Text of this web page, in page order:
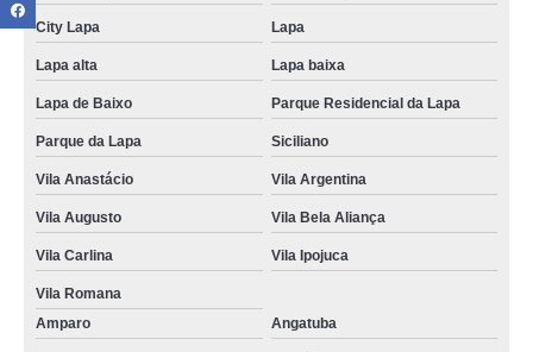
City Lapa Lapa
Lapa alta Lapa baixa
Lapa de Baixo Parque Residencial da Lapa
Parque da Lapa Siciliano
Vila Anastácio Vila Argentina
Vila Augusto Vila Bela Aliança
Vila Carlina Vila Ipojuca
Vila Romana
Amparo
Angatuba